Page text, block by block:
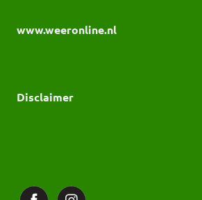
www.weeronline.nl
Disclaimer